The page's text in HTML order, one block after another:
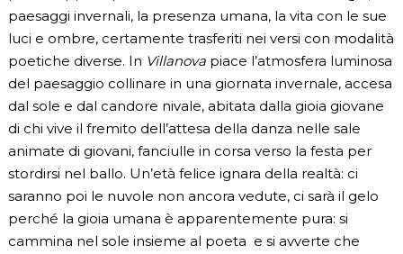
paesaggi invernali, la presenza umana, la vita con le sue
luci e ombre, certamente trasferiti nei versi con modalità
poetiche diverse. In Villanova piace l’atmosfera luminosa
del paesaggio collinare in una giornata invernale, accesa
dal sole e dal candore nivale, abitata dalla gioia giovane
di chi vive il fremito dell’attesa della danza nelle sale
animate di giovani, fanciulle in corsa verso la festa per
stordirsi nel ballo. Un’età felice ignara della realtà: ci
saranno poi le nuvole non ancora vedute, ci sarà il gelo
perché la gioia umana è apparentemente pura: si
cammina nel sole insieme al poeta e si avverte che